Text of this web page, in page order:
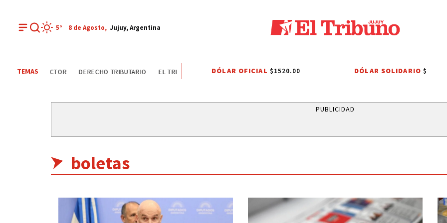
5° 8 de Agosto, Jujuy, Argentina
TEMASSECTOR DERECHO TRIBUTARIO EL TRIBUNO POR LOS BARRIOS ONDA ESTUDIANTIL 2026 ÁLVARO MAXIMILIANO SAIQUITA
DÓLAR OFICIAL $1520.00 DÓLAR SOLIDARIO$
PUBLICIDAD
boletas